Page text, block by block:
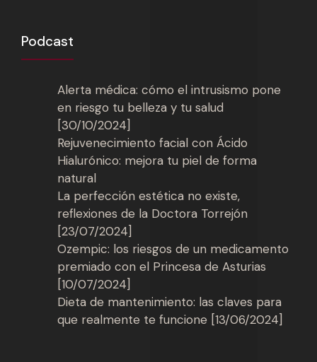
Podcast
Alerta médica: cómo el intrusismo pone
en riesgo tu belleza y tu salud
[30/10/2024]
Rejuvenecimiento facial con Ácido
Hialurónico: mejora tu piel de forma
natural
La perfección estética no existe,
reflexiones de la Doctora Torrejón
[23/07/2024]
Ozempic: los riesgos de un medicamento
premiado con el Princesa de Asturias
[10/07/2024]
Dieta de mantenimiento: las claves para
que realmente te funcione [13/06/2024]